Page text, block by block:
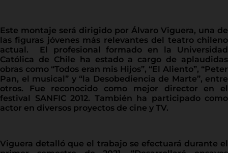
Este montaje será dirigido por Álvaro Viguera, una de
las figuras jóvenes más relevantes del teatro chileno
actual. El profesional formado en la Universidad
Católica de Chile ha estado a cargo de aplaudidas
obras como “Todos eran mis Hijos”, “El Aliento”, “Peter
Pan, el musical” y “la Desobediencia de Marte”, entre
otros. Fue reconocido como mejor director en el
festival SANFIC 2012. También ha participado como
actor en diversos proyectos de cine y TV.
Viguera detalló que el trabajo se efectuará durante el